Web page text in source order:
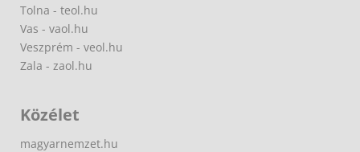
Tolna - teol.hu
Vas - vaol.hu
Veszprém - veol.hu
Zala - zaol.hu
Közélet
magyarnemzet.hu